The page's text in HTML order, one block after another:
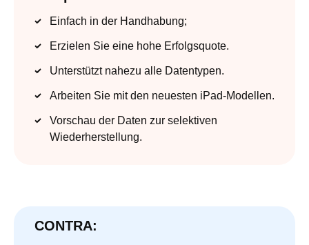
Einfach in der Handhabung;
Erzielen Sie eine hohe Erfolgsquote.
Unterstützt nahezu alle Datentypen.
Arbeiten Sie mit den neuesten iPad-Modellen.
Vorschau der Daten zur selektiven
Wiederherstellung.
CONTRA: